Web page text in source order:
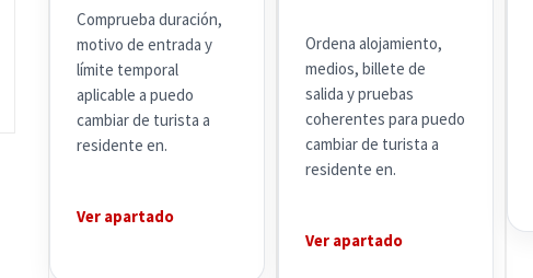
Comprueba duración,
motivo de entrada y
límite temporal
aplicable a puedo
cambiar de turista a
residente en.
Ver apartado
Ordena alojamiento,
medios, billete de
salida y pruebas
coherentes para puedo
cambiar de turista a
residente en.
Ver apartado